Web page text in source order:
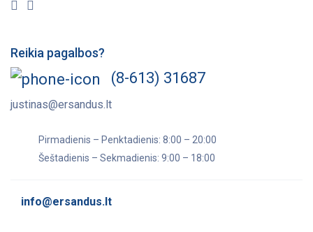
Reikia pagalbos?
(8-613) 31687
justinas@ersandus.lt
Pirmadienis – Penktadienis: 8:00 – 20:00
Šeštadienis – Sekmadienis: 9:00 – 18:00
info@ersandus.lt